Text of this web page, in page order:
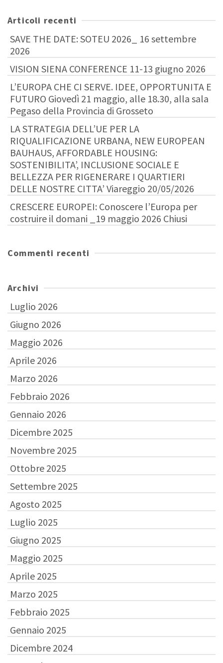
Articoli recenti
SAVE THE DATE: SOTEU 2026_ 16 settembre
2026
VISION SIENA CONFERENCE 11-13 giugno 2026
L’EUROPA CHE CI SERVE. IDEE, OPPORTUNITA E
FUTURO Giovedì 21 maggio, alle 18.30, alla sala
Pegaso della Provincia di Grosseto
LA STRATEGIA DELL’UE PER LA
RIQUALIFICAZIONE URBANA, NEW EUROPEAN
BAUHAUS, AFFORDABLE HOUSING:
SOSTENIBILITA’, INCLUSIONE SOCIALE E
BELLEZZA PER RIGENERARE I QUARTIERI
DELLE NOSTRE CITTA’ Viareggio 20/05/2026
CRESCERE EUROPEI: Conoscere l’Europa per
costruire il domani _19 maggio 2026 Chiusi
Commenti recenti
Archivi
Luglio 2026
Giugno 2026
Maggio 2026
Aprile 2026
Marzo 2026
Febbraio 2026
Gennaio 2026
Dicembre 2025
Novembre 2025
Ottobre 2025
Settembre 2025
Agosto 2025
Luglio 2025
Giugno 2025
Maggio 2025
Aprile 2025
Marzo 2025
Febbraio 2025
Gennaio 2025
Dicembre 2024